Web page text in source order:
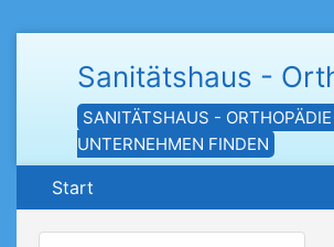
Sanitätshaus -
SANITÄTSHAUS -
UNTERNEHMEN FINDEN
Start